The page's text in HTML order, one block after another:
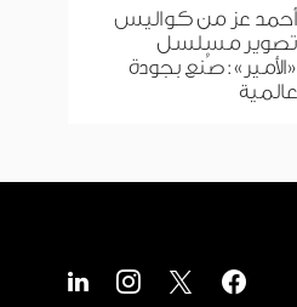
أحمد عز من كواليس
تصوير مسلسل
«الأمير»: صُنع بجودة
عالمية